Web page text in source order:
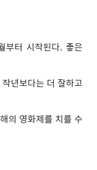
부터 시작된다. 좋은
년보다는 더 잘하고
의 영화제를 치를 수